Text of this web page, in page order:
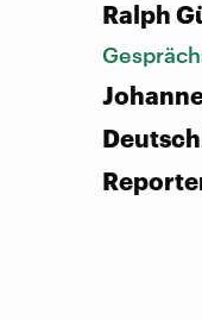
Ralph